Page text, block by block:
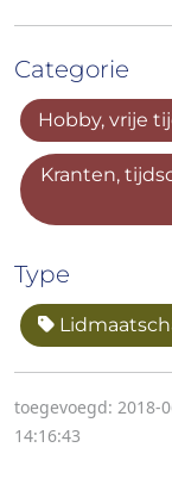
Categorie
Hobby, vrije
Kranten,
Type
toegevoegd: 2018-
14:16:43